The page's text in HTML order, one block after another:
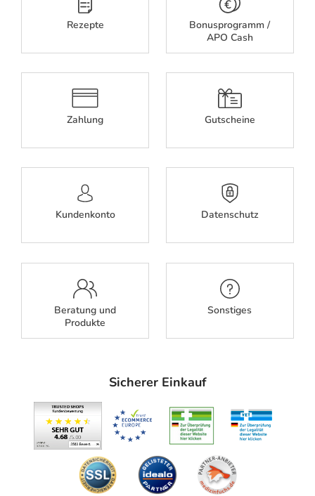
Rezepte
Bonusprogramm /
APO Cash
Zahlung Gutscheine
Kundenkonto Datenschutz
Beratung und
Produkte
Sonstiges
Sicherer Einkauf